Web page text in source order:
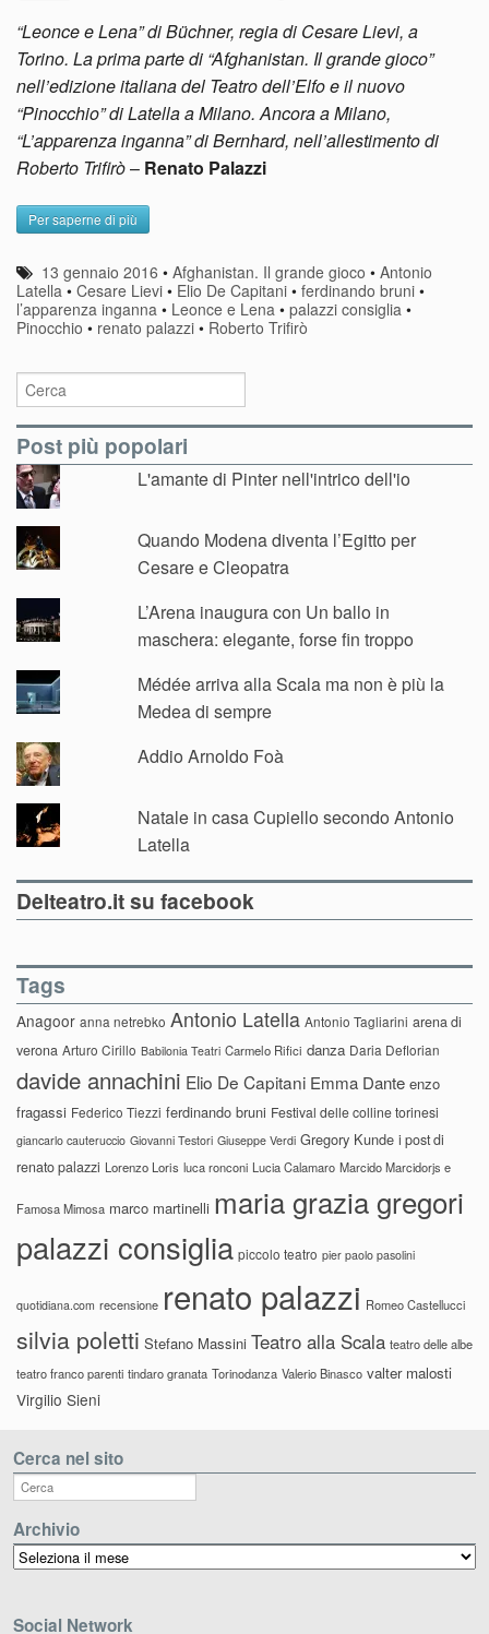
“Leonce e Lena” di Büchner, regia di Cesare Lievi, a
Torino. La prima parte di “Afghanistan. Il grande gioco”
nell’edizione italiana del Teatro dell’Elfo e il nuovo
“Pinocchio” di Latella a Milano. Ancora a Milano,
“L’apparenza inganna” di Bernhard, nell’allestimento di
Roberto Trifirò– Renato Palazzi
Per saperne di più
13 gennaio 2016 •Afghanistan. Il grande gioco •Antonio
Latella • Cesare Lievi • Elio De Capitani • ferdinando bruni •
l’apparenza inganna • Leonce e Lena • palazzi consiglia •
Pinocchio • renato palazzi • Roberto Trifirò
Post più popolari
L'amante di Pinter nell'intrico dell'io
Quando Modena diventa l’Egitto per
Cesare e Cleopatra
L’Arena inaugura con Un ballo in
maschera: elegante, forse fin troppo
Médée arriva alla Scala ma non è più la
Medea di sempre
Addio Arnoldo Foà
Natale in casa Cupiello secondo Antonio
Latella
Delteatro.it su facebook
Tags
Anagoor anna netrebko Antonio Latella Antonio Tagliarini arena di
verona Arturo Cirillo Babilonia Teatri Carmelo Rifici danza Daria Deflorian
davide annachini Elio De Capitani Emma Dante enzo
fragassi Federico Tiezzi ferdinando bruni Festival delle colline torinesi
giancarlo cauteruccio Giovanni Testori Giuseppe Verdi Gregory Kunde i post di
renato palazzi Lorenzo Loris luca ronconi Lucia Calamaro Marcido Marcidorjs e
Famosa Mimosa marco martinelli maria grazia gregori
palazzi consiglia piccolo teatro pier paolo pasolini
quotidiana.com recensione renato palazzi Romeo Castellucci
silvia poletti Stefano Massini Teatro alla Scala teatro delle albe
teatro franco parenti tindaro granata Torinodanza Valerio Binasco valter malosti
Virgilio Sieni
Cerca nel sito
Archivio
Archivio
Social Network